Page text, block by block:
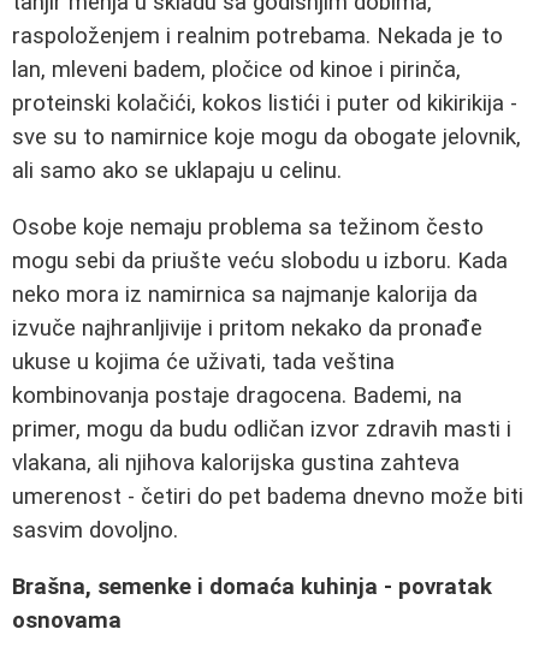
raspoloženjem i realnim potrebama. Nekada je to
lan, mleveni badem, pločice od kinoe i pirinča,
proteinski kolačići, kokos listići i puter od kikirikija -
sve su to namirnice koje mogu da obogate jelovnik,
ali samo ako se uklapaju u celinu.
Osobe koje nemaju problema sa težinom često
mogu sebi da priušte veću slobodu u izboru. Kada
neko mora iz namirnica sa najmanje kalorija da
izvuče najhranljivije i pritom nekako da pronađe
ukuse u kojima će uživati, tada veština
kombinovanja postaje dragocena. Bademi, na
primer, mogu da budu odličan izvor zdravih masti i
vlakana, ali njihova kalorijska gustina zahteva
umerenost - četiri do pet badema dnevno može biti
sasvim dovoljno.
Brašna, semenke i domaća kuhinja - povratak
osnovama